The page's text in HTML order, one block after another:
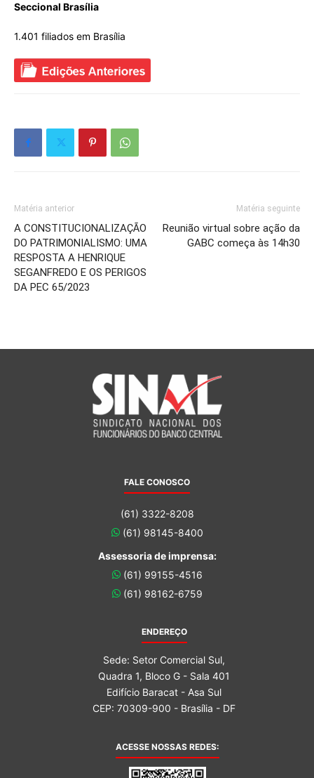
Seccional Brasília
1.401 filiados em Brasília
Matéria anterior
A CONSTITUCIONALIZAÇÃO
DO PATRIMONIALISMO: UMA
RESPOSTA A HENRIQUE
SEGANFREDO E OS PERIGOS
DA PEC 65/2023
Matéria seguinte
Reunião virtual sobre ação da
GABC começa às 14h30
FALE CONOSCO
(61) 3322-8208
(61) 98145-8400
Assessoria de imprensa:
(61) 99155-4516
(61) 98162-6759
ENDEREÇO
Sede: Setor Comercial Sul,
Quadra 1, Bloco G - Sala 401
Edifício Baracat - Asa Sul
CEP: 70309-900 - Brasília - DF
ACESSE NOSSAS REDES: